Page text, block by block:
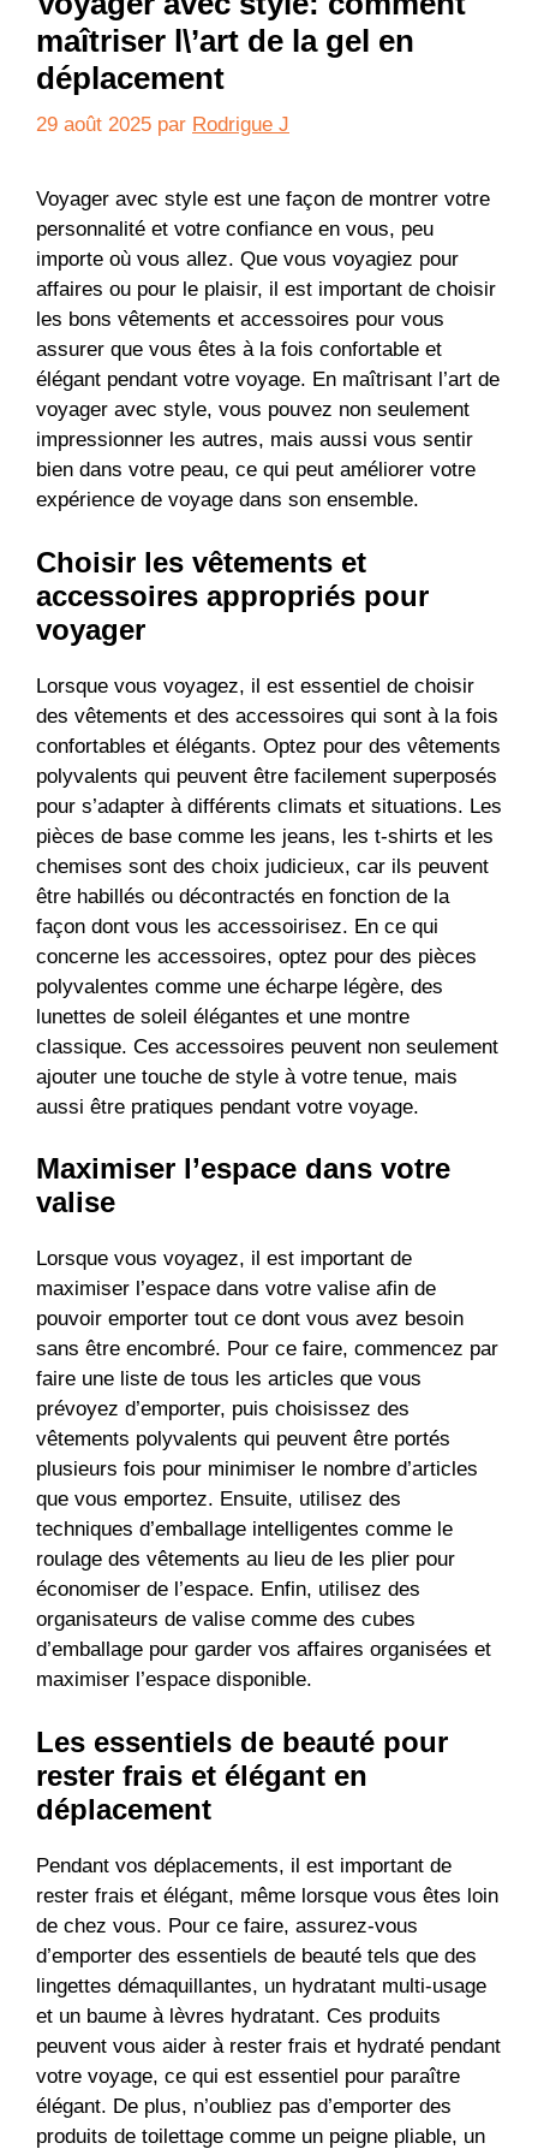
maîtriser l\’art de la gel en
déplacement
29 août 2025 par Rodrigue J
Voyager avec style est une façon de montrer votre
personnalité et votre confiance en vous, peu
importe où vous allez. Que vous voyagiez pour
affaires ou pour le plaisir, il est important de choisir
les bons vêtements et accessoires pour vous
assurer que vous êtes à la fois confortable et
élégant pendant votre voyage. En maîtrisant l’art de
voyager avec style, vous pouvez non seulement
impressionner les autres, mais aussi vous sentir
bien dans votre peau, ce qui peut améliorer votre
expérience de voyage dans son ensemble.
Choisir les vêtements et
accessoires appropriés pour
voyager
Lorsque vous voyagez, il est essentiel de choisir
des vêtements et des accessoires qui sont à la fois
confortables et élégants. Optez pour des vêtements
polyvalents qui peuvent être facilement superposés
pour s’adapter à différents climats et situations. Les
pièces de base comme les jeans, les t-shirts et les
chemises sont des choix judicieux, car ils peuvent
être habillés ou décontractés en fonction de la
façon dont vous les accessoirisez. En ce qui
concerne les accessoires, optez pour des pièces
polyvalentes comme une écharpe légère, des
lunettes de soleil élégantes et une montre
classique. Ces accessoires peuvent non seulement
ajouter une touche de style à votre tenue, mais
aussi être pratiques pendant votre voyage.
Maximiser l’espace dans votre
valise
Lorsque vous voyagez, il est important de
maximiser l’espace dans votre valise afin de
pouvoir emporter tout ce dont vous avez besoin
sans être encombré. Pour ce faire, commencez par
faire une liste de tous les articles que vous
prévoyez d’emporter, puis choisissez des
vêtements polyvalents qui peuvent être portés
plusieurs fois pour minimiser le nombre d’articles
que vous emportez. Ensuite, utilisez des
techniques d’emballage intelligentes comme le
roulage des vêtements au lieu de les plier pour
économiser de l’espace. Enfin, utilisez des
organisateurs de valise comme des cubes
d’emballage pour garder vos affaires organisées et
maximiser l’espace disponible.
Les essentiels de beauté pour
rester frais et élégant en
déplacement
Pendant vos déplacements, il est important de
rester frais et élégant, même lorsque vous êtes loin
de chez vous. Pour ce faire, assurez-vous
d’emporter des essentiels de beauté tels que des
lingettes démaquillantes, un hydratant multi-usage
et un baume à lèvres hydratant. Ces produits
peuvent vous aider à rester frais et hydraté pendant
votre voyage, ce qui est essentiel pour paraître
élégant. De plus, n’oubliez pas d’emporter des
produits de toilettage comme un peigne pliable, un